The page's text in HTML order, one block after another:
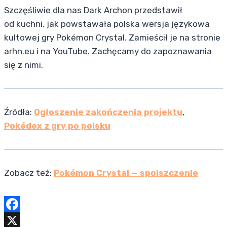
Szczęśliwie dla nas Dark Archon przedstawił
od kuchni, jak powstawała polska wersja językowa
kultowej gry Pokémon Crystal. Zamieścił je na stronie
arhn.eu i na YouTube. Zachęcamy do zapoznawania
się z nimi.
Źródła: Ogłoszenie zakończenia projektu,
Pokédex z gry po polsku
Zobacz też: Pokémon Crystal — spolszczenie
F